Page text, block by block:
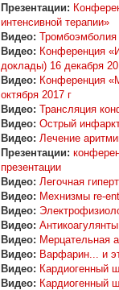
Презентации:
интенсивной терапии»
Видео: Тромбоэмболия
Видео: Конференция
доклады) 16 декабря
Видео: Конференция
октября 2017 г
Видео: Трансляция
Видео: Острый
Видео: Лечение
Презентации:
презентации
Видео: Легочная
Видео: Мехнизмы re-
Видео:
Видео:
Видео: Мерцательная
Видео: Варфарин... и
Видео: Кардиогенный
Видео: Кардиогенный